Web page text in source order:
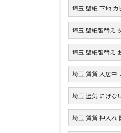
埼玉 壁紙 下地 カ
埼玉 壁紙張替え
埼玉 壁紙張替え
埼玉 賃貸 入居中
埼玉 湿気 にげな
埼玉 賃貸 押入れ